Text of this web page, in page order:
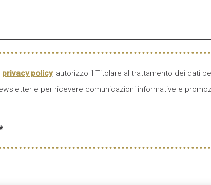
privacy policy, autorizzo il Titolare al trattamento dei dati
e per ricevere comunicazioni informative e